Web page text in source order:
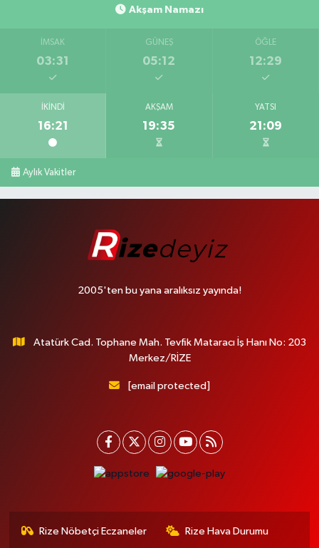
Akşam Namazı
İMSAK
03:31
GÜNEŞ
05:12
ÖĞLE
12:29
İKINDI
16:21
AKŞAM
19:35
YATSI
21:09
Aylık Vakitler
2005'ten bu yana aralıksız yayında!
Atatürk Cad. Tophane Mah. Tevfik Mataracı İş Hanı No: 203
Merkez/RİZE
[email protected]
Rize Nöbetçi Eczaneler Rize Hava Durumu